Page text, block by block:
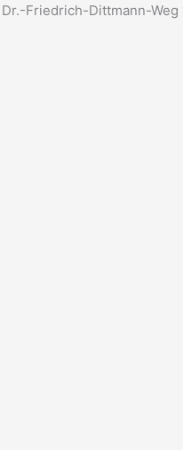
Dr.-Friedrich-Dittmann-Weg